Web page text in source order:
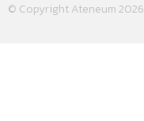
© Copyright Ateneum 2026